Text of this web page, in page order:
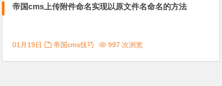
帝国cms上传附件命名实现以原文件名命名的方法
01月19日 帝国cms技巧 997 次浏览